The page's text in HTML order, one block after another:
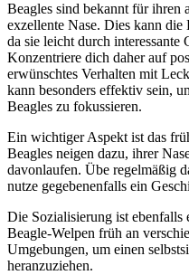
Beagles sind bekannt für ihren
exzellente Nase. Dies kann die
da sie leicht durch interessante
Konzentriere dich daher auf
erwünschtes Verhalten mit
kann besonders effektiv sein,
Beagles zu fokussieren.
Ein wichtiger Aspekt ist das
Beagles neigen dazu, ihrer
davonlaufen. Übe regelmäßig
nutze gegebenenfalls ein
Die Sozialisierung ist ebenfalls
Beagle-Welpen früh an
Umgebungen, um einen
heranzuziehen.